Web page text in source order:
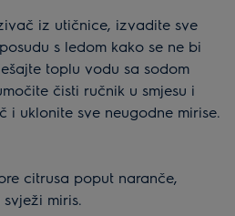
iz utičnice, izvadite sve
s ledom kako se ne bi
toplu vodu sa sodom
čisti ručnik u smjesu i
i uklonite sve neugodne mirise.
citrusa poput naranče,
miris.